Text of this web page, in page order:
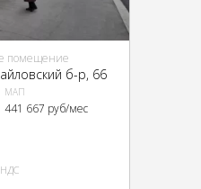
помещение
б-р, 66
МАП
441 667 руб/мес
НДС